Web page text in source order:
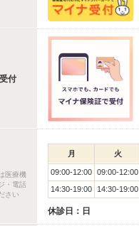
付
医療機
・電話
さい
月 火
09:00-12:00 09:00-12:00
14:30-19:00
14:30-19:00
休診日：日